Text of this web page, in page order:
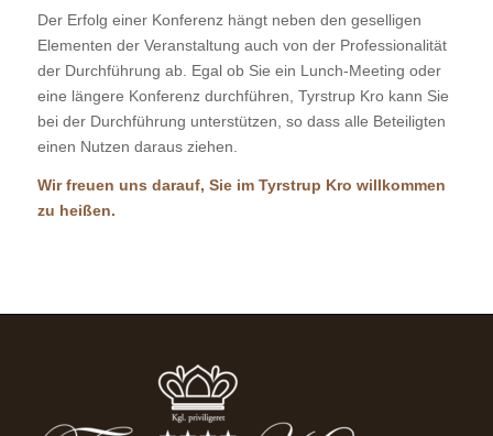
Der Erfolg einer Konferenz hängt neben den geselligen
Elementen der Veranstaltung auch von der Professionalität
der Durchführung ab. Egal ob Sie ein Lunch-Meeting oder
eine längere Konferenz durchführen, Tyrstrup Kro kann Sie
bei der Durchführung unterstützen, so dass alle Beteiligten
einen Nutzen daraus ziehen.
Wir freuen uns darauf, Sie im Tyrstrup Kro willkommen
zu heißen.